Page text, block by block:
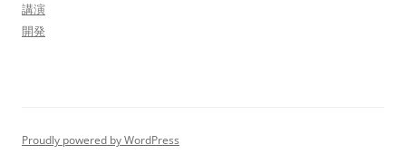
講演
開発
Proudly powered by WordPress